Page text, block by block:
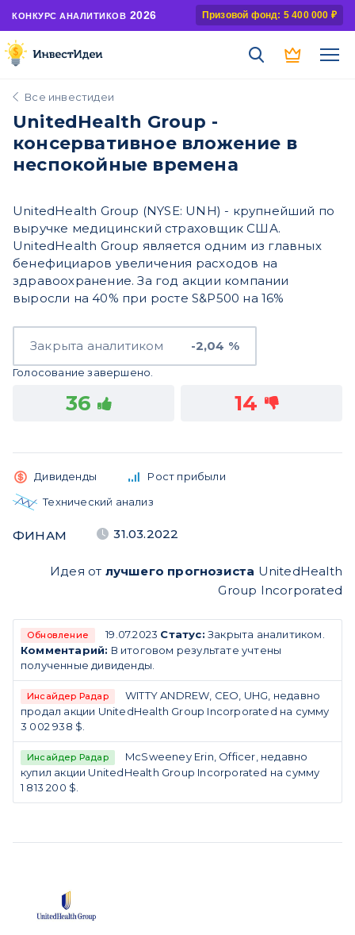
КОНКУРС АНАЛИТИКОВ 2026 Призовой фонд: 5 400 000 ₽
Все инвестидеи
UnitedHealth Group -
консервативное вложение в
неспокойные времена
UnitedHealth Group (NYSE: UNH) - крупнейший по
выручке медицинский страховщик США.
UnitedHealth Group является одним из главных
бенефициаров увеличения расходов на
здравоохранение. За год акции компании
выросли на 40% при росте S&P500 на 16%
Закрыта аналитиком -2,04 %
Голосование завершено.
36 14
Дивиденды
Рост прибыли
Технический анализ
ФИНАМ 31.03.2022
Идея от лучшего прогнозиста UnitedHealth
Group Incorporated
Обновление 19.07.2023 Статус: Закрыта аналитиком.
Комментарий: В итоговом результате учтены
полученные дивиденды.
Инсайдер Радар
WITTY ANDREW, CEO, UHG, недавно
продал акции UnitedHealth Group Incorporated на сумму
3 002 938 $.
Инсайдер Радар
McSweeney Erin, Officer, недавно
купил акции UnitedHealth Group Incorporated на сумму
1 813 200 $.